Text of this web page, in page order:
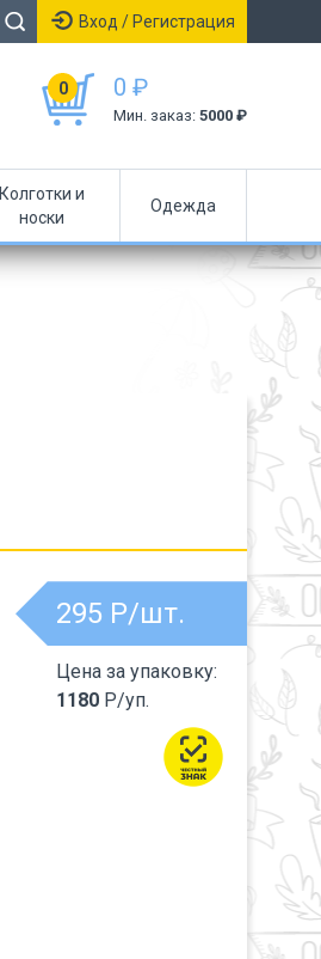
Вход / Регистрация
0 0 ₽
Мин. заказ: 5000 ₽
Колготки и
носки
Одежда
295 Р/шт.
Цена за упаковку:
1180 Р/уп.